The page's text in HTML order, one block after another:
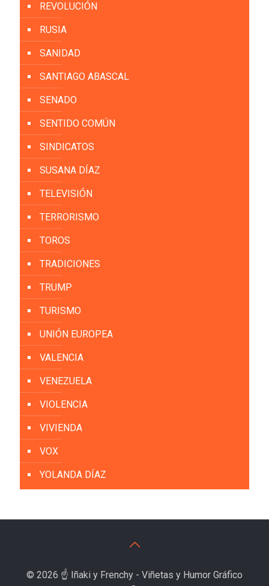
REVOLUCIÓN
RUSIA
SANIDAD
SANTIAGO ABASCAL
SENADO
SENTIDO COMÚN
SINDICATOS
SUSANA DÍAZ
TELEVISIÓN
TERRORISMO
TOROS
TRADICIONES
TRUMP
TURISMO
UNIÓN EUROPEA
VALENCIA
VENEZUELA
VIOLENCIA
VIVIENDA
VOX
YOLANDA DÍAZ
© 2026 ☝️ Iñaki y Frenchy - Viñetas y Humor Gráfico